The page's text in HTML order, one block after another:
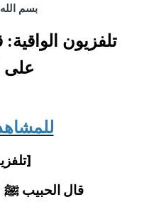
بسم
تلفزيون
على
قال الحبيب ﷺ